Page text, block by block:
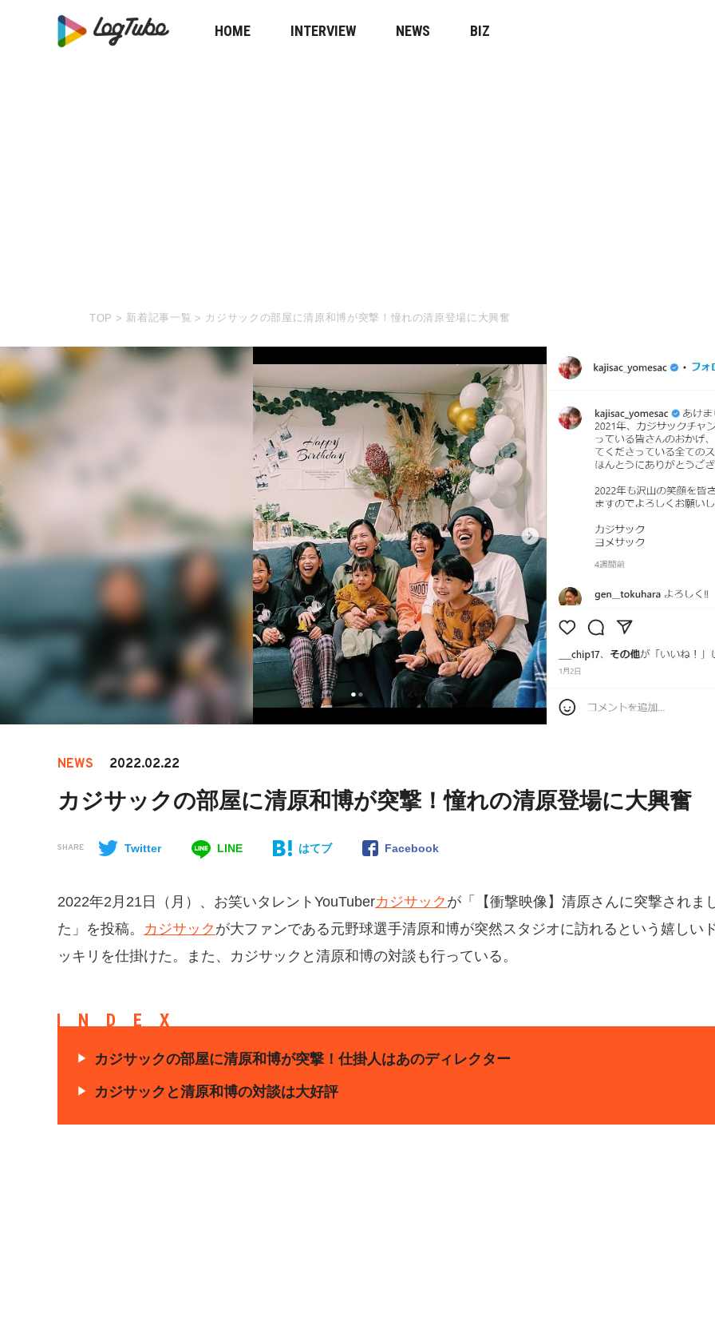
HOME INTERVIEW NEWS BIZ
TOP > 新着記事一覧 > カジサックの部屋に清原和博が突撃！憧れの清原登場に大興奮
NEWS 2022.02.22
カジサックの部屋に清原和博が突撃！憧れの清原登場に大興奮
SHARE Twitter LINE はてブ Facebook
​​2022年2月21日（月）、お笑いタレントYouTuberカジサック が「【衝撃映像】清原さんに突撃されま
た」を投稿。 カジサック が大ファンである元野球選手清原和博が突然スタジオに訪れるという嬉しい
ッキリを仕掛けた。また、カジサックと清原和博の対談も行っている。
INDEX
カジサックの部屋に清原和博が突撃！仕掛人はあのディレクター
カジサックと清原和博の対談は大好評